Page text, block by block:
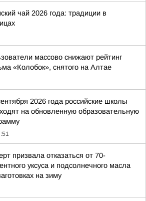
чай 2026 года: традиции в
массово снижают рейтинг
«Колобок», снятого на Алтае
2026 года российские школы
на обновленную образовательную
призвала отказаться от 70-
уксуса и подсолнечного масла
на зиму